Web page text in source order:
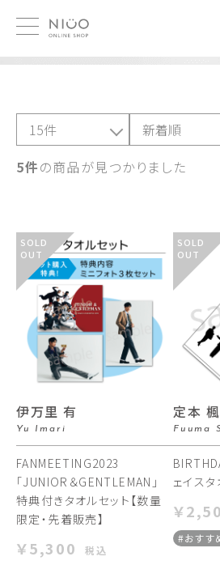
5件の商品が見つかりました
SOLD
OUT
伊万里 有
Yu Imari
FANMEETING2023
｢JUNIOR＆GENTLEMAN｣
特典付きタオルセット【数量
限定・先着販売】
￥5,300
税込
SOLD
OUT
定本
Fuuma
ェイスタ
￥
#おすす